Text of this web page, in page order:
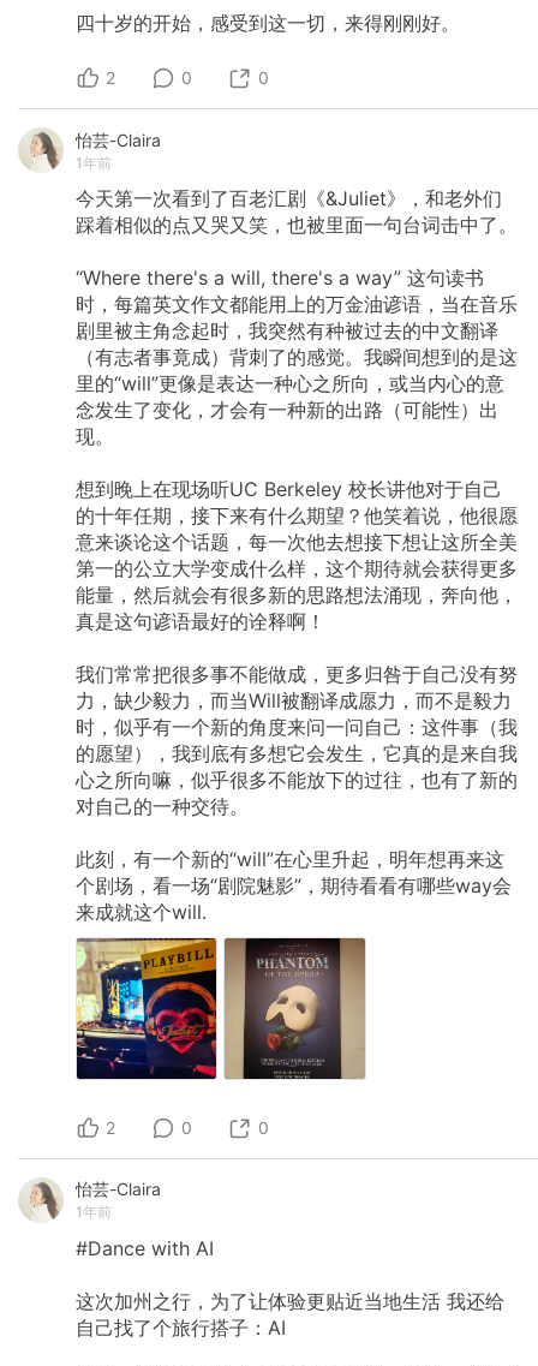
四十岁的开始，感受到这一切，来得刚刚好。
2 0 0
怡芸-Claira
1年前
今天第一次看到了百老汇剧《&Juliet》，和老外们
踩着相似的点又哭又笑，也被里面一句台词击中了。
“Where there's a will, there's a way” 这句读书
时，每篇英文作文都能用上的万金油谚语，当在音乐
剧里被主角念起时，我突然有种被过去的中文翻译
（有志者事竟成）背刺了的感觉。我瞬间想到的是这
里的“will”更像是表达一种心之所向，或当内心的意
念发生了变化，才会有一种新的出路（可能性）出
现。
想到晚上在现场听UC Berkeley 校长讲他对于自己
的十年任期，接下来有什么期望？他笑着说，他很愿
意来谈论这个话题，每一次他去想接下想让这所全美
第一的公立大学变成什么样，这个期待就会获得更多
能量，然后就会有很多新的思路想法涌现，奔向他，
真是这句谚语最好的诠释啊！
我们常常把很多事不能做成，更多归咎于自己没有努
力，缺少毅力，而当Will被翻译成愿力，而不是毅力
时，似乎有一个新的角度来问一问自己：这件事（我
的愿望），我到底有多想它会发生，它真的是来自我
心之所向嘛，似乎很多不能放下的过往，也有了新的
对自己的一种交待。
此刻，有一个新的“will”在心里升起，明年想再来这
个剧场，看一场“剧院魅影”，期待看看有哪些way会
来成就这个will.
2 0 0
怡芸-Claira
1年前
#Dance with AI
这次加州之行，为了让体验更贴近当地生活 我还给
自己找了个旅行搭子：AI